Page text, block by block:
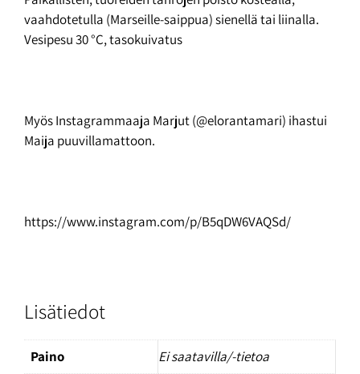
vaahdotetulla (Marseille-saippua) sienellä tai liinalla.
Vesipesu 30 °C, tasokuivatus
Myös Instagrammaaja Marjut (@elorantamari) ihastui
Maija puuvillamattoon.
https://www.instagram.com/p/B5qDW6VAQSd/
Lisätiedot
Paino
Ei saatavilla/-tietoa